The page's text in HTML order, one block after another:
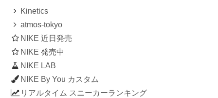
Kinetics
atmos-tokyo
NIKE 近日発売
NIKE 発売中
NIKE LAB
NIKE By You カスタム
リアルタイム スニーカーランキング